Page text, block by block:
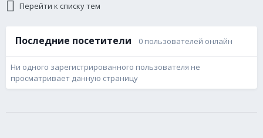
Перейти к списку тем
Последние посетители 0 пользователей онлайн
Ни одного зарегистрированного пользователя не
просматривает данную страницу